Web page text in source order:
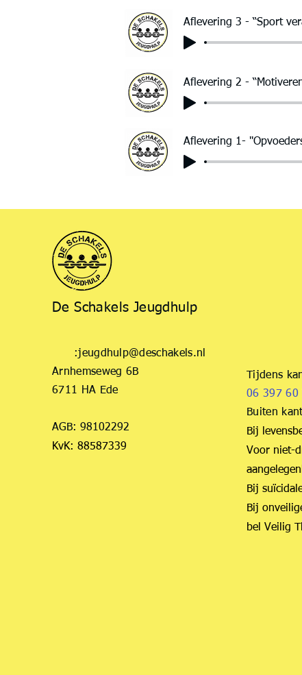
Aflevering 3 - “Sport
Aflevering 2 -
Aflevering 1-
De Schakels Jeugdhulp
:jeugdhulp@deschakels.nl
Arnhemseweg 6B
6711 HA Ede
AGB: 98102292
KvK: 88587339
Tijdens
06 397 60
Buiten
Bij
Voor niet-
Bij
Bij
bel Veilig